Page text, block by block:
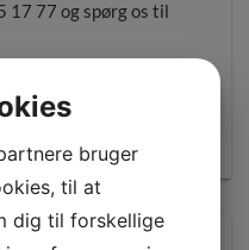
17 77 og spørg os til
bruger
til at
dig til forskellige